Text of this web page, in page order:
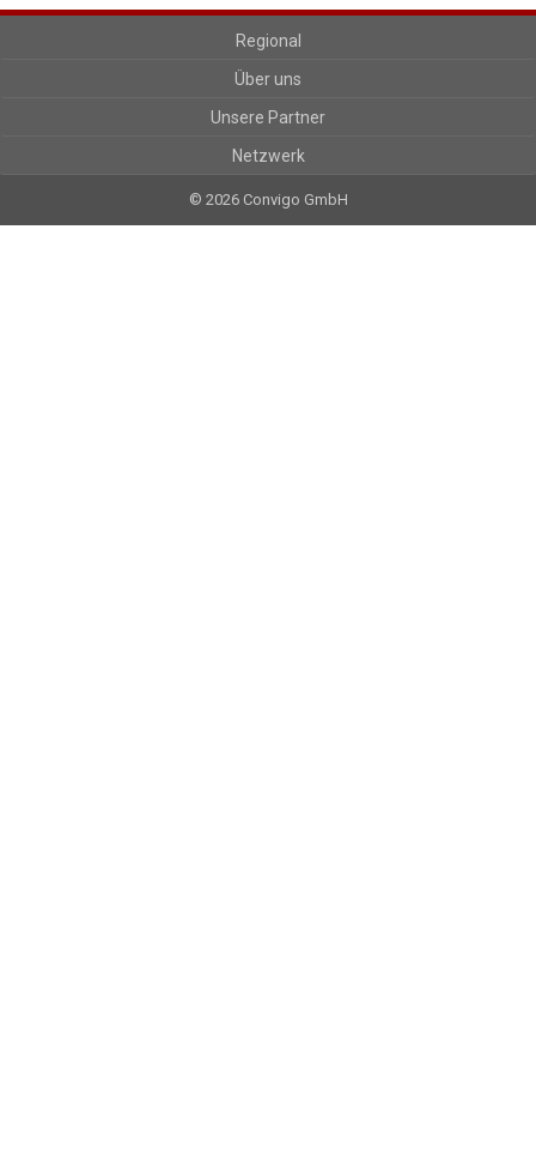
Regional
Über uns
Unsere Partner
Netzwerk
© 2026 Convigo GmbH